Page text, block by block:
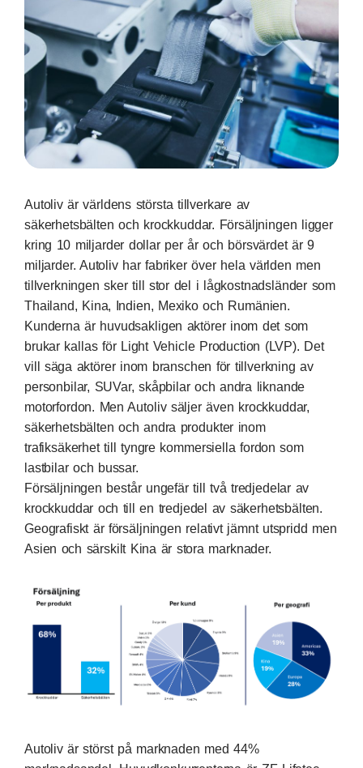
Autoliv är världens största tillverkare av
säkerhetsbälten och krockkuddar. Försäljningen ligger
kring 10 miljarder dollar per år och börsvärdet är 9
miljarder. Autoliv har fabriker över hela världen men
tillverkningen sker till stor del i lågkostnadsländer som
Thailand, Kina, Indien, Mexiko och Rumänien.
Kunderna är huvudsakligen aktörer inom det som
brukar kallas för Light Vehicle Production (LVP). Det
vill säga aktörer inom branschen för tillverkning av
personbilar, SUVar, skåpbilar och andra liknande
motorfordon. Men Autoliv säljer även krockkuddar,
säkerhetsbälten och andra produkter inom
trafiksäkerhet till tyngre kommersiella fordon som
lastbilar och bussar.
Försäljningen består ungefär till två tredjedelar av
krockkuddar och till en tredjedel av säkerhetsbälten.
Geografiskt är försäljningen relativt jämnt utspridd men
Asien och särskilt Kina är stora marknader.
Autoliv är störst på marknaden med 44%